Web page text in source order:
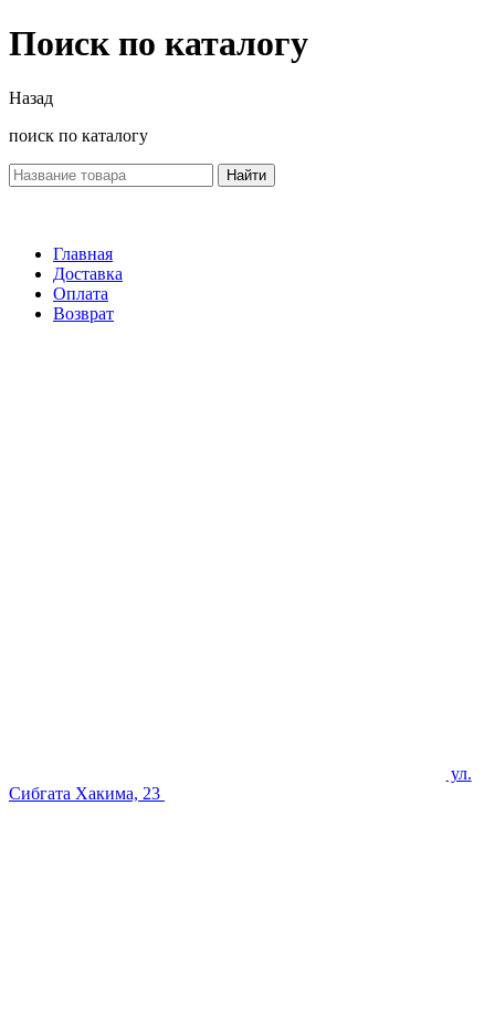
Поиск по каталогу
Назад
поиск по каталогу
Найти
Главная
Доставка
Оплата
Возврат
ул.
Сибгата Хакима, 23